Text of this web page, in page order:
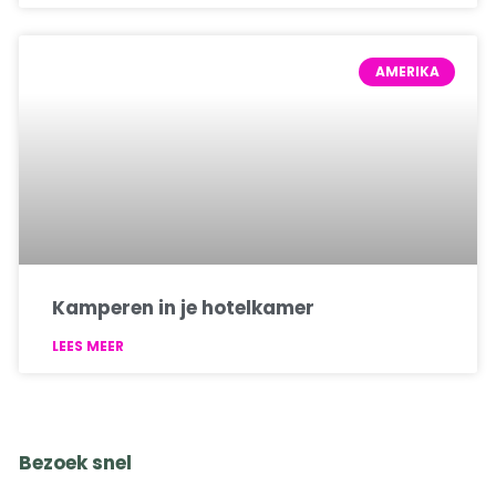
AMERIKA
Kamperen in je hotelkamer
LEES MEER
Bezoek snel